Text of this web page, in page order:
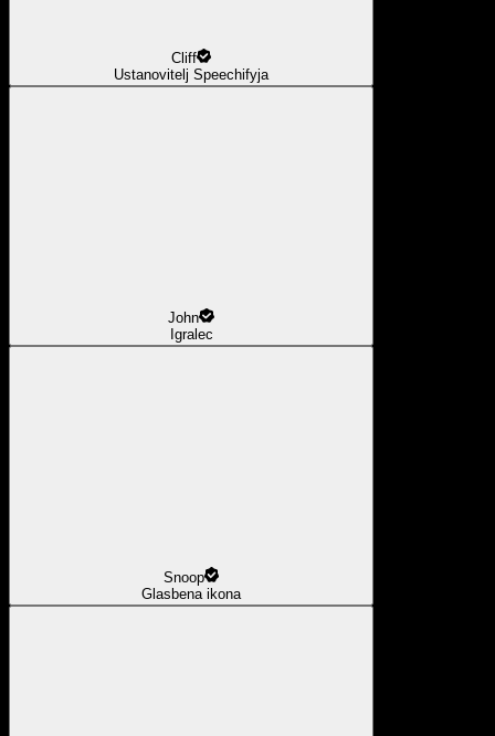
Cliff
Ustanovitelj Speechifyja
John
Igralec
Snoop
Glasbena ikona